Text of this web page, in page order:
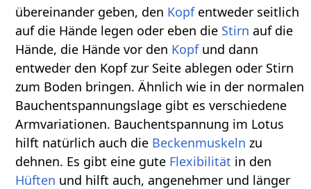
übereinander geben, den Kopfentweder seitlich
auf die Hände legen oder eben die Stirn auf die
Hände, die Hände vor den Kopfund dann
entweder den Kopf zur Seite ablegen oder Stirn
zum Boden bringen. Ähnlich wie in der normalen
Bauchentspannungslage gibt es verschiedene
Armvariationen. Bauchentspannung im Lotus
hilft natürlich auch die Beckenmuskeln zu
dehnen. Es gibt eine gute Flexibilität in den
Hüften und hilft auch, angenehmer und länger